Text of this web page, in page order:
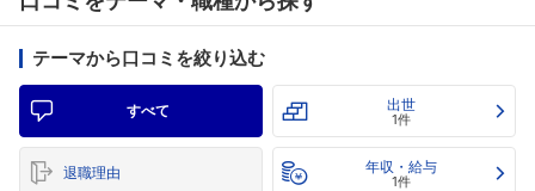
テーマから口コミを絞り込む
すべて 出世
1件
退職理由 年収・給与
1件